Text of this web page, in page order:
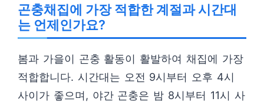
곤충채집에 가장 적합한 계절과 시간대
는 언제인가요?
봄과 가을이 곤충 활동이 활발하여 채집에 가장
적합합니다. 시간대는 오전 9시부터 오후 4시
사이가 좋으며, 야간 곤충은 밤 8시부터 11시 사